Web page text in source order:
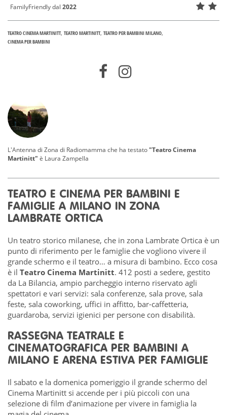
FamilyFriendly dal 2022
TEATRO CINEMA MARTINITT TEATRO MARTINITT TEATRO PER BAMBINI MILANO
CINEMA PER BAMBINI
L'Antenna di Zona di Radiomamma che ha testato"Teatro Cinema
Martinitt" è Laura Zampella
TEATRO E CINEMA PER BAMBINI E
FAMIGLIE A MILANO IN ZONA
LAMBRATE ORTICA
Un teatro storico milanese, che in zona Lambrate Ortica è un
punto di riferimento per le famiglie che vogliono vivere il
grande schermo e il teatro… a misura di bambino. Ecco cosa
è il Teatro Cinema Martinitt. 412 posti a sedere, gestito
da La Bilancia, ampio parcheggio interno riservato agli
spettatori e vari servizi: sala conferenze, sala prove, sala
feste, sala coworking, uffici in affitto, bar-caffetteria,
guardaroba, servizi igienici per persone con disabilità.
RASSEGNA TEATRALE E
CINEMATOGRAFICA PER BAMBINI A
MILANO E ARENA ESTIVA PER FAMIGLIE
Il sabato e la domenica pomeriggio il grande schermo del
Cinema Martinitt si accende per i più piccoli con una
selezione di film d’animazione per vivere in famiglia la